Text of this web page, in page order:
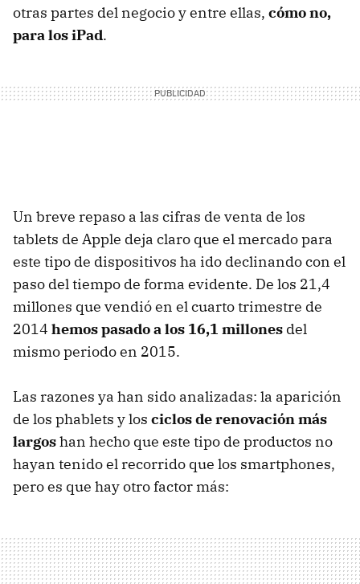
otras partes del negocio y entre ellas, cómo no,
para los iPad.
Un breve repaso a las cifras de venta de los
tablets de Apple deja claro que el mercado para
este tipo de dispositivos ha ido declinando con el
paso del tiempo de forma evidente. De los 21,4
millones que vendió en el cuarto trimestre de
2014 hemos pasado a los 16,1 millones del
mismo periodo en 2015.
Las razones ya han sido analizadas: la aparición
de los phablets y los ciclos de renovación más
largoshan hecho que este tipo de productos no
hayan tenido el recorrido que los smartphones,
pero es que hay otro factor más: